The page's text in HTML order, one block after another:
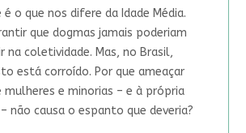
é o que nos difere da Idade Média.
que dogmas jamais poderiam
na coletividade. Mas, no Brasil,
está corroído. Por que ameaçar
mulheres e minorias – e à própria
não causa o espanto que deveria?